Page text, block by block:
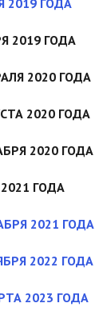
2019 ГОДА
2020 ГОДА
2020 ГОДА
2020 ГОДА
ГОДА
2021 ГОДА
2022 ГОДА
2023 ГОДА